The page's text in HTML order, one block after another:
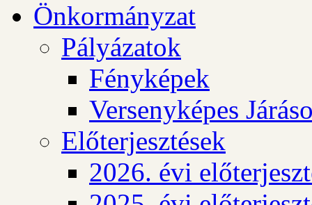
Önkormányzat
Pályázatok
Fényképek
Versenyképes
Előterjesztések
2026. évi